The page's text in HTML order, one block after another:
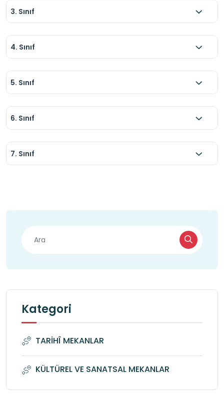
3. Sınıf
4. Sınıf
5. Sınıf
6. Sınıf
7. Sınıf
Kategori
TARİHÎ MEKANLAR
KÜLTÜREL VE SANATSAL MEKANLAR